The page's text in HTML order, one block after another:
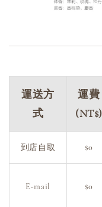
運送方
式
運費
(NT$)
到店自取 $0
E-mail $0